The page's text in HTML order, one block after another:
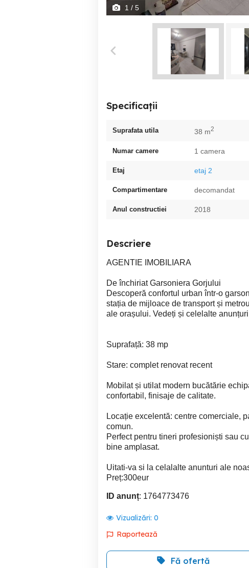
1 / 5
Specificații
Suprafata utila 38 m2
Numar camere 1 camera
Etaj etaj 2
Compartimentare decomandat
Anul constructiei 2018
Descriere
AGENTIE IMOBILIARA
De închiriat Garsoniera Gorjului
Descoperă confortul urban într-o
stația de mijloace de transport și
ale orașului. Vedeți și celelalte
Suprafață: 38 mp
Stare: complet renovat recent
Mobilat și utilat modern bucătărie
confortabil, finisaje de calitate.
Locație excelentă: centre comerciale,
comun.
Perfect pentru tineri profesioniști sau
bine amplasat.
Uitati-va si la celalalte anunturi ale
Preț:300eur
ID anunț: 1764773476
Vizualizări: 0
Raportează
Fă ofertă